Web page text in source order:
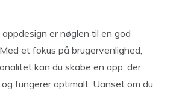
er nøglen til en god
et fokus på brugervenlighed,
kan du skabe en app, der
fungerer optimalt. Uanset om du